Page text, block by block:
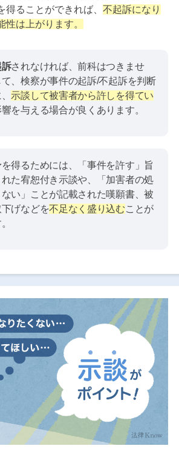
得ることができれば、 不起訴になり
は上がります。
訴されなければ、前科はつきませ
て、検察が事件の起訴/不起訴を判断
示談して被害者から許しを得てい
を与える場合が良くあります。
得るためには、「事件を許す」旨
た宥恕付き示談や、「加害者の処
い」ことが記載された嘆願書、被
げなどを不足なく盛り込むことが